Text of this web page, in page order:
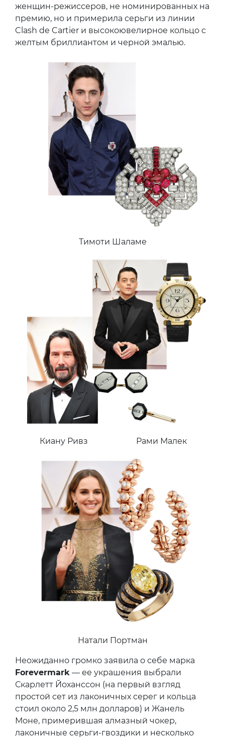
женщин-режиссеров, не номинированных на
премию, но и примерила серьги из линии
Clash de Cartier и высокоювелирное кольцо c
желтым бриллиантом и черной эмалью.
Тимоти Шаламе
Киану Ривз Рами Малек
Натали Портман
Неожиданно громко заявила о себе марка
Forevermark — ее украшения выбрали
Скарлетт Йоханссон (на первый взгляд
простой сет из лаконичных серег и кольца
стоил около 2,5 млн долларов) и Жанель
Моне, примерившая алмазный чокер,
лаконичные серьги-гвоздики и несколько